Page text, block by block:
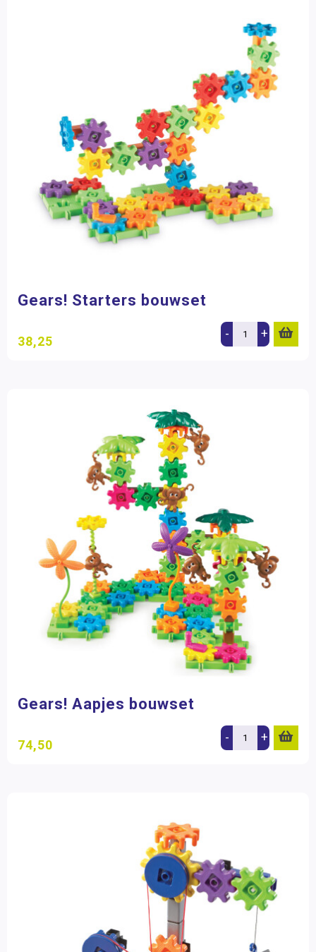
Gears! Starters bouwset
38,25 - +
Gears! Aapjes bouwset
74,50 - +